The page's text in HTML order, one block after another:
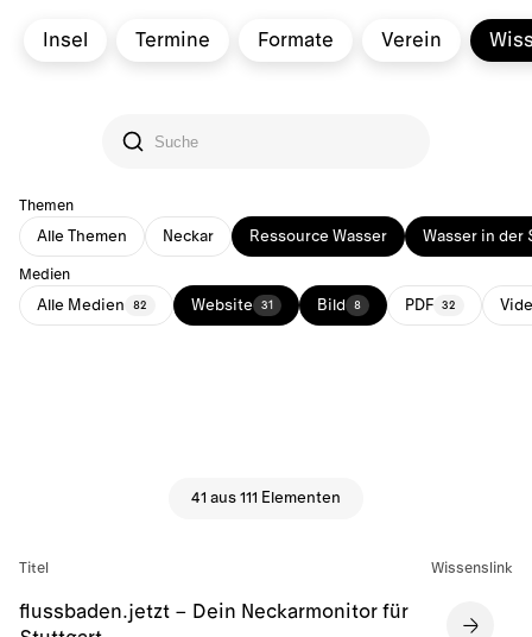
Insel Termine Formate Verein
Themen
Alle Themen Neckar Ressource Wasser Wasser in der
Medien
Alle Medien 82 Website 31 Bild 8 PDF 32
41 aus 111 Elementen
Titel Wissenslink
flussbaden.jetzt – Dein Neckarmonitor für